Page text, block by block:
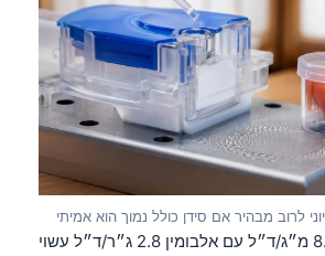
סידן כולל של 8.1 מ״ג/ד״ל עם אלבומין 2.8 ג״ר/ד״ל עשוי